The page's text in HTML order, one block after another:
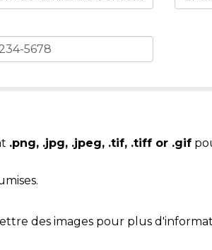
.png, .jpg, .jpeg, .tif, .tiff or .gif
des images pour plus